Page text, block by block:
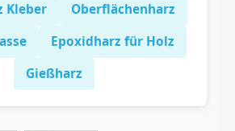
Kleber
Oberflächenharz
Epoxidharz für Holz
Gießharz